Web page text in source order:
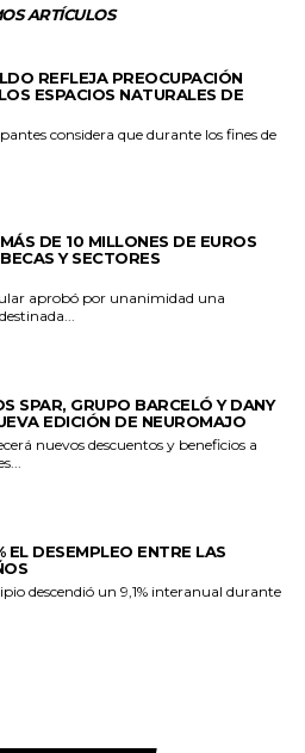
ARTÍCULOS
REFLEJA PREOCUPACIÓN
ESPACIOS NATURALES DE
considera que durante los fines de
DE 10 MILLONES DE EUROS
Y SECTORES
aprobó por unanimidad una
SPAR, GRUPO BARCELÓ Y DANY
EDICIÓN DE NEUROMAJO
nuevos descuentos y beneficios a
EL DESEMPLEO ENTRE LAS
descendió un 9,1% interanual durante